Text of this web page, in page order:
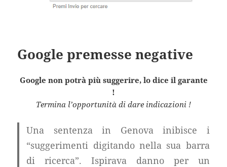
Google premesse negative
Google non potrà più suggerire, lo dice il garante
!
Termina l’opportunità di dare indicazioni !
Una sentenza in Genova inibisce i
“suggerimenti digitando nella sua barra
di ricerca”. Ispirava danno per un